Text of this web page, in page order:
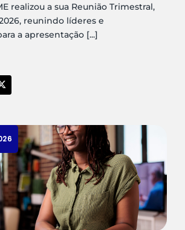
realizou a sua Reunião Trimestral,
reunindo líderes e
a apresentação [...]